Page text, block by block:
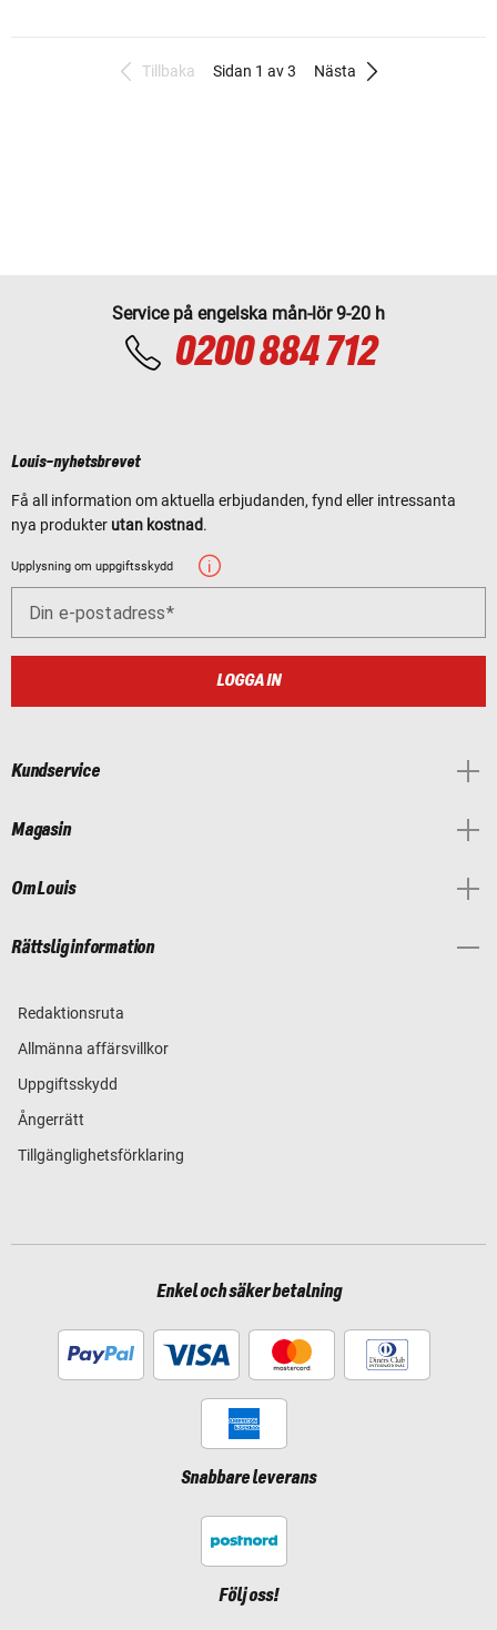
Tillbaka Sidan 1 av 3 Nästa
Service på engelska mån-lör 9-20 h
0200 884 712
Louis-nyhetsbrevet
Få all information om aktuella erbjudanden, fynd eller intressanta
nya produkter utan kostnad.
Upplysning om uppgiftsskydd
Din e-postadress
LOGGA IN
Kundservice
Magasin
Om Louis
Rättslig information
Redaktionsruta
Allmänna affärsvillkor
Uppgiftsskydd
Ångerrätt
Tillgänglighetsförklaring
Enkel och säker betalning
Snabbare leverans
Följ oss!